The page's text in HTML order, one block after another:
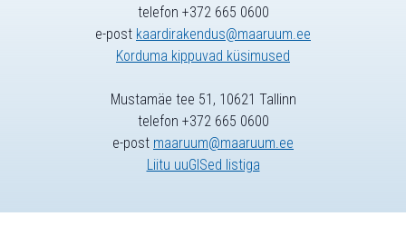
telefon +372 665 0600
e-post kaardirakendus@maaruum.ee
Korduma kippuvad küsimused
Mustamäe tee 51, 10621 Tallinn
telefon +372 665 0600
e-post maaruum@maaruum.ee
Liitu uuGISed listiga